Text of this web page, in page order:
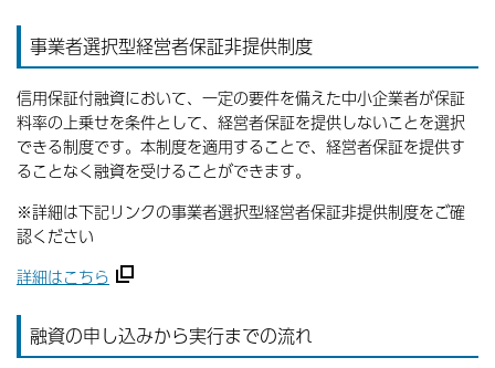
事業者選択型経営者保証非提供制度
信用保証付融資において、一定の要件を備えた中小企業者が保証
料率の上乗せを条件として、経営者保証を提供しないことを選択
できる制度です。本制度を適用することで、経営者保証を提供す
ることなく融資を受けることができます。
※詳細は下記リンクの事業者選択型経営者保証非提供制度をご確
認ください
詳細はこちら
融資の申し込みから実行までの流れ